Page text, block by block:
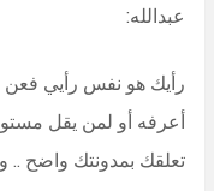
عبدالله:
رأيك هو نفس رأيي فعن
أعرفه أو لمن يقل
تعلقك بمدونتك واضح ..